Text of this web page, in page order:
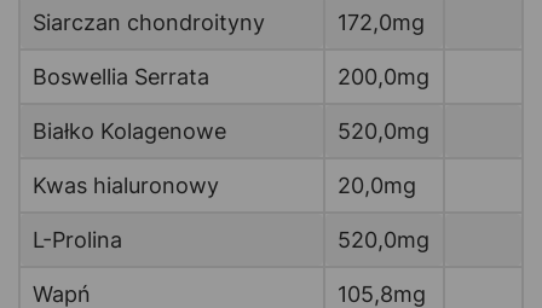
Siarczan chondroityny 172,0mg
Boswellia Serrata 200,0mg
Białko Kolagenowe 520,0mg
Kwas hialuronowy 20,0mg
L-Prolina 520,0mg
Wapń 105,8mg